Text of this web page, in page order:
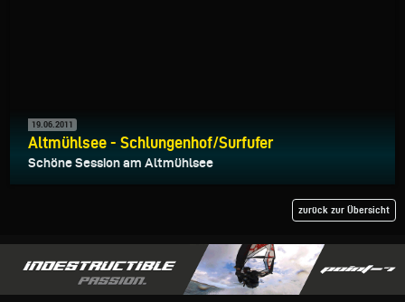
19.06.2011
Altmühlsee - Schlungenhof/Surfufer
Schöne Session am Altmühlsee
zurück zur Übersicht